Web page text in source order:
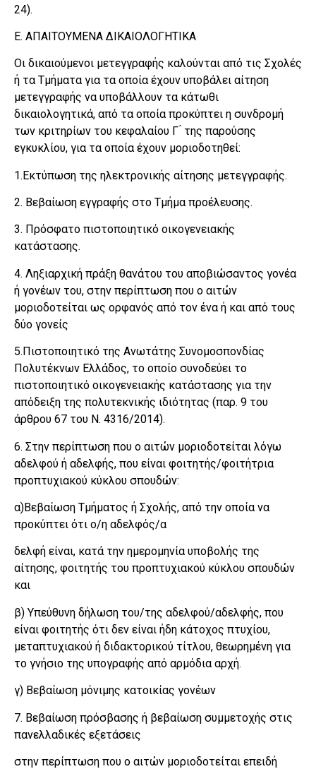
24).
Ε. ΑΠΑΙΤΟΥΜΕΝΑ ΔΙΚΑΙΟΛΟΓΗΤΙΚΑ
Οι δικαιούμενοι μετεγγραφής καλούνται από τις Σχολές
ή τα Τμήματα για τα οποία έχουν υποβάλει αίτηση
μετεγγραφής να υποβάλλουν τα κάτωθι
δικαιολογητικά, από τα οποία προκύπτει η συνδρομή
των κριτηρίων του κεφαλαίου Γ ́ της παρούσης
εγκυκλίου, για τα οποία έχουν μοριοδοτηθεί:
1.Εκτύπωση της ηλεκτρονικής αίτησης μετεγγραφής.
2. Βεβαίωση εγγραφής στο Τμήμα προέλευσης.
3. Πρόσφατο πιστοποιητικό οικογενειακής
κατάστασης.
4. Ληξιαρχική πράξη θανάτου του αποβιώσαντος γονέα
ή γονέων του, στην περίπτωση που ο αιτών
μοριοδοτείται ως ορφανός από τον ένα ή και από τους
δύο γονείς
5.Πιστοποιητικό της Ανωτάτης Συνομοσπονδίας
Πολυτέκνων Ελλάδος, το οποίο συνοδεύει το
πιστοποιητικό οικογενειακής κατάστασης για την
απόδειξη της πολυτεκνικής ιδιότητας (παρ. 9 του
άρθρου 67 του Ν. 4316/2014).
6. Στην περίπτωση που ο αιτών μοριοδοτείται λόγω
αδελφού ή αδελφής, που είναι φοιτητής/φοιτήτρια
προπτυχιακού κύκλου σπουδών:
α)Βεβαίωση Τμήματος ή Σχολής, από την οποία να
προκύπτει ότι ο/η αδελφός/α
δελφή είναι, κατά την ημερομηνία υποβολής της
αίτησης, φοιτητής του προπτυχιακού κύκλου σπουδών
και
β) Υπεύθυνη δήλωση του/της αδελφού/αδελφής, που
είναι φοιτητής ότι δεν είναι ήδη κάτοχος πτυχίου,
μεταπτυχιακού ή διδακτορικού τίτλου, θεωρημένη για
το γνήσιο της υπογραφής από αρμόδια αρχή.
γ) Βεβαίωση μόνιμης κατοικίας γονέων
7. Βεβαίωση πρόσβασης ή βεβαίωση συμμετοχής στις
πανελλαδικές εξετάσεις
στην περίπτωση που ο αιτών μοριοδοτείται επειδή